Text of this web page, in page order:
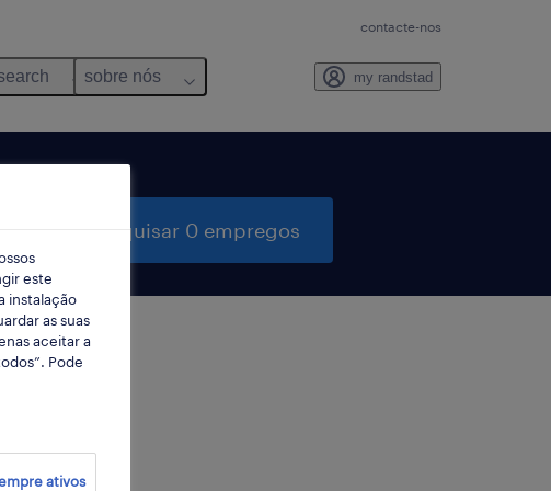
contacte-nos
sobre nós my randstad
pesquisar 0 empregos
este
instalação
as suas
aceitar a
Pode
ativos